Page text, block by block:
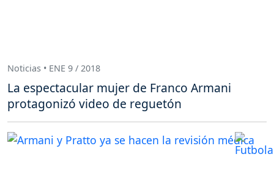
Noticias • ENE 9 / 2018
La espectacular mujer de Franco Armani
protagonizó video de reguetón